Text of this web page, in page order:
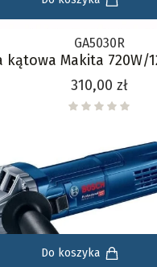
GA5030R
kątowa Makita 720W/
Cena
310,00 zł
Do koszyka